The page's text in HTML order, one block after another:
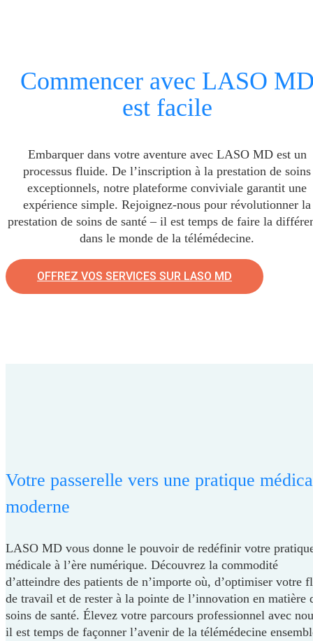
Commencer avec LASO
est facile
Embarquer dans votre aventure avec LASO MD est un
processus fluide. De l’inscription à la prestation de soins
exceptionnels, notre plateforme conviviale garantit une
expérience simple. Rejoignez-nous pour révolutionner la
prestation de soins de santé – il est temps de faire la
dans le monde de la télémédecine.
OFFREZ VOS SERVICES SUR LASO MD
Votre passerelle vers une pratique
moderne
LASO MD vous donne le pouvoir de redéfinir votre
médicale à l’ère numérique. Découvrez la commodité
d’atteindre des patients de n’importe où, d’optimiser votre
de travail et de rester à la pointe de l’innovation en matière
soins de santé. Élevez votre parcours professionnel avec
il est temps de façonner l’avenir de la télémédecine